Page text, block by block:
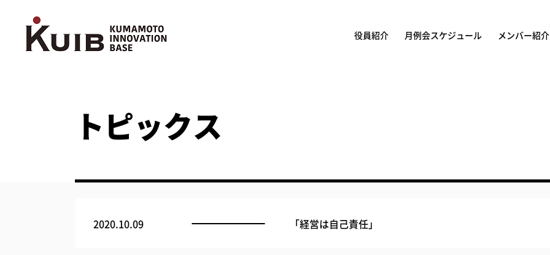
役員紹介 月例会スケジュール メンバー紹介
トピックス
2020.10.09 「経営は自己責任」